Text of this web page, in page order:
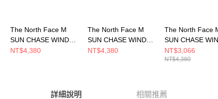
The North Face M
SUN CHASE WIND
JACKET - AP 男 風衣
NT$4,380
The North Face M
SUN CHASE WIND
JACKET - AP 男 風衣
NT$4,380
The North Face
SUN CHASE
JACKET - AP 男
外套
NT$3,066
NT$4,380
詳細說明 相關推薦